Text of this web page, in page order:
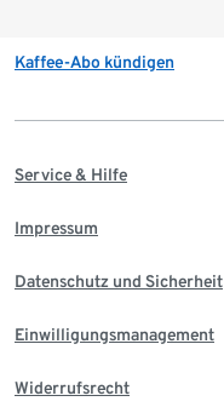
Kaffee-Abo kündigen
Service & Hilfe
Impressum
Datenschutz und Sicherheit
Einwilligungsmanagement
Widerrufsrecht